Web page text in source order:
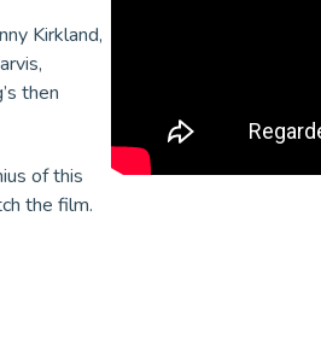
Kirkland,
then
of this
the film.